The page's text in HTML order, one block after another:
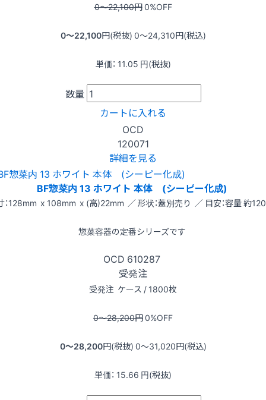
0〜22,100円0%OFF
0〜22,100円(税抜) 0〜24,310円(税込)
単価： 11.05 円(税抜)
数量
カートに入れる
OCD
120071
詳細を見る
BF惣菜内 13 ホワイト 本体 (シーピー化成)
：128mm x 108mm x (高)22mm ／ 形状：蓋別売り ／ 目安：容量 約
惣菜容器の定番シリーズです
OCD 610287
受発注
受発注 ケース / 1800枚
0〜28,200円0%OFF
0〜28,200円(税抜) 0〜31,020円(税込)
単価： 15.66 円(税抜)